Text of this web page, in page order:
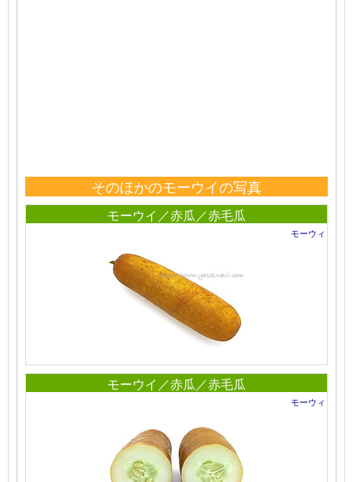
そのほかのモーウイの写真
モーウイ／赤瓜／赤毛瓜
モーウィ
モーウイ／赤瓜／赤毛瓜
モーウィ